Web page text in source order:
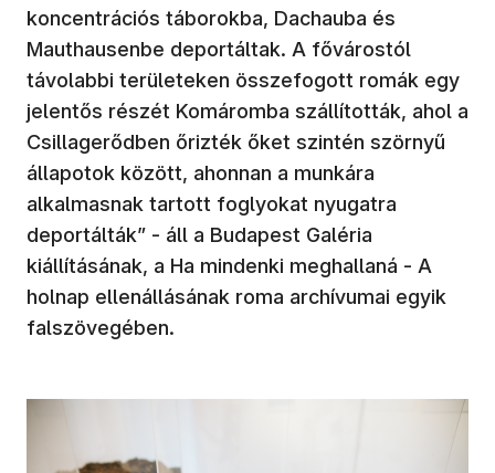
koncentrációs táborokba, Dachauba és
Mauthausenbe deportáltak. A fővárostól
távolabbi területeken összefogott romák egy
jelentős részét Komáromba szállították, ahol a
Csillagerődben őrizték őket szintén szörnyű
állapotok között, ahonnan a munkára
alkalmasnak tartott foglyokat nyugatra
deportálták” - áll a Budapest Galéria
kiállításának, a Ha mindenki meghallaná - A
holnap ellenállásának roma archívumai egyik
falszövegében.